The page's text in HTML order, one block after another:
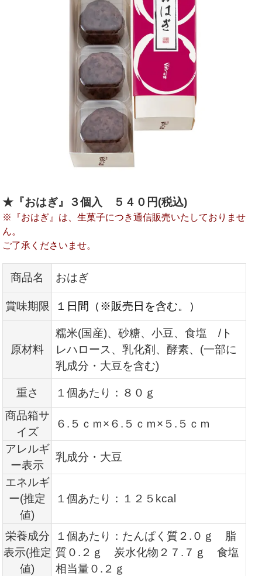
★『おはぎ』３個入 ５４０円(税込)
※『おはぎ』は、生菓子につき通信販売いたしておりませ
ん。
ご了承くださいませ。
商品名 おはぎ
賞味期限 １日間（※販売日を含む。）
原材料
糯米(国産)、砂糖、小豆、食塩 /ト
レハロース、乳化剤、酵素、(一部に
乳成分・大豆を含む)
重さ
１個あたり：８０ｇ
商品箱サ
イズ
６.５ｃｍ×６.５ｃｍ×５.５ｃｍ
アレルギ
ー表示
乳成分・大豆
エネルギ
ー(推定
値)
１個あたり：１２５kcal
栄養成分
表示(推定
値)
１個あたり：たんぱく質２.０ｇ 脂
質０.２ｇ 炭水化物２７.７ｇ 食塩
相当量０.２ｇ